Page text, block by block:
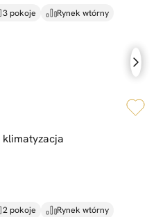
3 pokoje
Rynek wtórny
klimatyzacja
2 pokoje
Rynek wtórny